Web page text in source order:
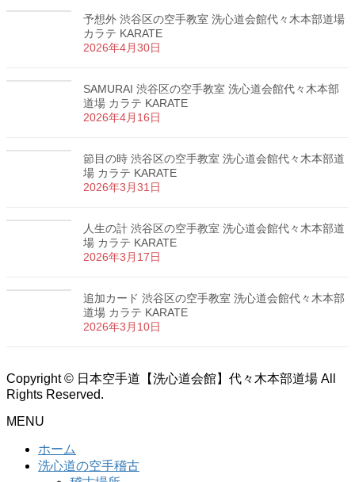
予想外 渋谷区の空手教室 洗心道会館代々木本部道場
カラテ KARATE
2026年4月30日
SAMURAI 渋谷区の空手教室 洗心道会館代々木本部
道場 カラテ KARATE
2026年4月16日
節目の時 渋谷区の空手教室 洗心道会館代々木本部道
場 カラテ KARATE
2026年3月31日
人生の計 渋谷区の空手教室 洗心道会館代々木本部道
場 カラテ KARATE
2026年3月17日
追加カード 渋谷区の空手教室 洗心道会館代々木本部
道場 カラテ KARATE
2026年3月10日
Copyright © 日本空手道【洗心道会館】代々木本部道場 All
Rights Reserved.
MENU
ホーム
洗心道の空手稽古